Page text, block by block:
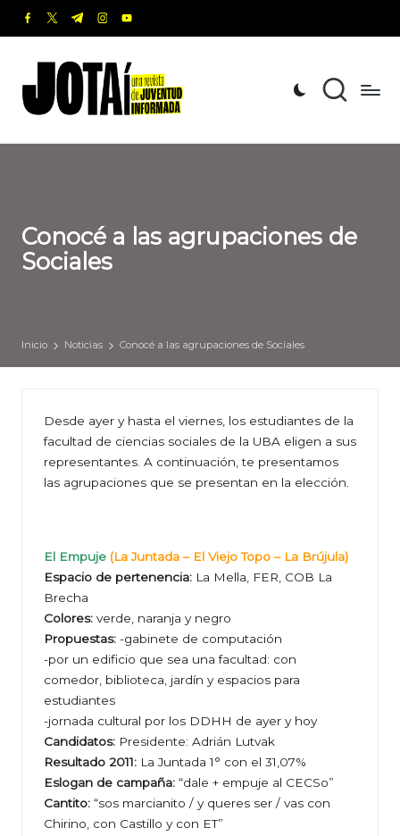
Saltar
contenido
facebook.com
twitter.com
t.me instagram.com
youtube.com
o
t
revista
de
Informada
Conocé a las agrupaciones de
Sociales
Inicio Noticias Conocé a las agrupaciones de Sociales
Desde ayer y hasta el viernes, los estudiantes de la
facultad de ciencias sociales de la UBA eligen a sus
representantes. A continuación, te presentamos
las agrupaciones que se presentan en la elección.
El Empuje (La Juntada – El Viejo Topo – La Brújula)
Espacio de pertenencia: La Mella, FER, COB La
Brecha
Colores: verde, naranja y negro
Propuestas: -gabinete de computación
-por un edificio que sea una facultad: con
comedor, biblioteca, jardín y espacios para
estudiantes
-jornada cultural por los DDHH de ayer y hoy
Candidatos: Presidente: Adrián Lutvak
Resultado 2011: La Juntada 1° con el 31,07%
Eslogan de campaña: “dale + empuje al CECSo”
Cantito: “sos marcianito / y queres ser / vas con
Chirino, con Castillo y con ET”